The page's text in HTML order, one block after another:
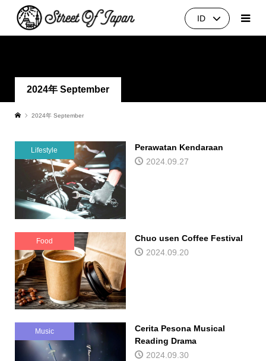
ID
2024年 September
2024年 September
Lifestyle
Perawatan Kendaraan
2024.09.27
Food
Chuo usen Coffee Festival
2024.09.20
Music
Cerita Pesona Musical
Reading Drama
2024.09.30